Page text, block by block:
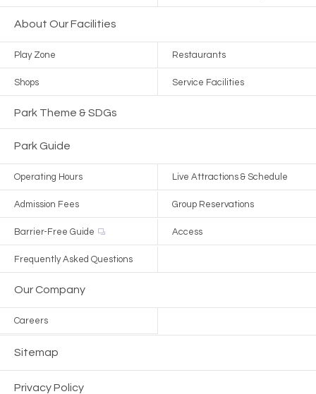
About Our Facilities
Play Zone Restaurants
Shops Service Facilities
Park Theme & SDGs
Park Guide
Operating Hours Live Attractions & Schedule
Admission Fees Group Reservations
Barrier-Free Guide Access
Frequently Asked Questions
Our Company
Careers
Sitemap
Privacy Policy